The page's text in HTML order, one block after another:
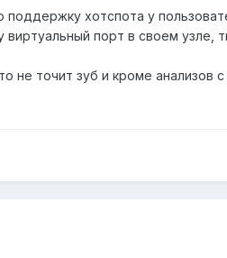
хотспота у
порт в своем узле,
точит зуб и кроме анализов с